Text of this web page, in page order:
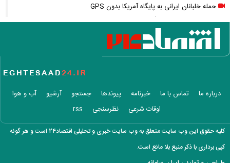
حمله خلبانان ایرانی به پایگاه آمریکا بدون GPS
شرایط تغییر نام خانوادگی و شناسنامه اعلام شد+ مراحل، مدارک لازم و قوانین
جدید ثبت احوال
یک خبر غیرمنتظره درباره توافق ایران و آمریکا
این نقشه جدید متروی تهران شما را به تمام جاهای دیدنی شهر می‌رساند +
قیمت انواع دستگاه ماینر + جدول
خبر مهم سردار ابن‌الرضا درباره جنگ ایران و آمریکا: به‌زودی خواهند فهمید
معاملات ۶ ارز دیجیتال متوقف شد / چه رمزارزهایی در فهرست هستند؟
زمان پرداخت معوقات فروردین و اردیبهشت بازنشستگان اعلام شد؟
درباره ما تماس با ما خبرنامه پیوندها جستجو آرشیو
آب و هوا
اوقات شرعی
نظرسنجی rss
کلیه حقوق این وب سایت متعلق به وب سایت خبری و تحلیلی اقتصاد۲۴ است و هر گونه
کپی برداری با ذکر منبع بلا مانع است.